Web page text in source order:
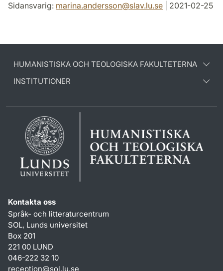
Sidansvarig: marina.andersson@slav.lu.se | 2021-02-25
HUMANISTISKA OCH TEOLOGISKA FAKULTETERNA
INSTITUTIONER
Kontakta oss
Språk- och litteraturcentrum
SOL, Lunds universitet
Box 201
221 00 LUND
046-222 32 10
reception@sol.lu.se